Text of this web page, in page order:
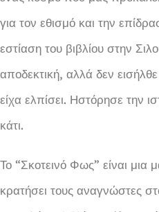
για τον εθισμό και την
εστίαση του βιβλίου στην
αποδεκτική, αλλά δεν
είχα ελπίσει. Ηστόρησε την
κάτι.
Το “Σκοτεινό Φως” είναι μια
κρατήσει τους αναγνώστες